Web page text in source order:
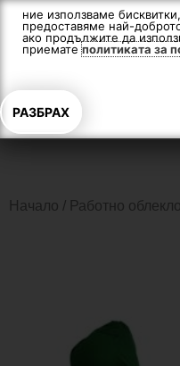
content
Начало / Работно
ние използваме
предоставяме най-
ако продължите да
приематеполитиката за
РАЗБРАХ